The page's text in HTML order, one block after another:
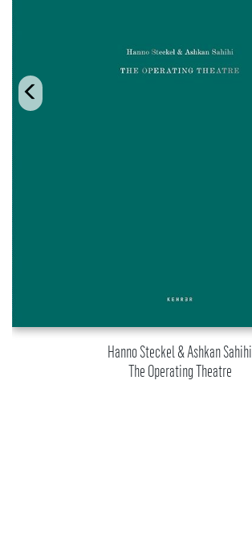
Hanno Steckel & Ashkan Sahihi
The Operating Theatre